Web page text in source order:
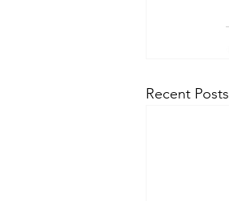
Recent Posts